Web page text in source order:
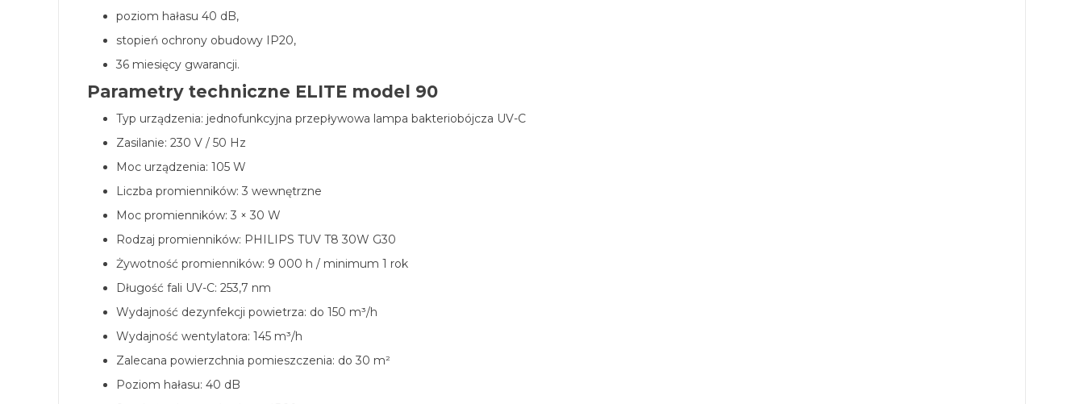
poziom hałasu 40 dB,
stopień ochrony obudowy IP20,
36 miesięcy gwarancji.
Parametry techniczne ELITE model 90
Typ urządzenia: jednofunkcyjna przepływowa lampa bakteriobójcza UV-C
Zasilanie: 230 V / 50 Hz
Moc urządzenia: 105 W
Liczba promienników: 3 wewnętrzne
Moc promienników: 3 × 30 W
Rodzaj promienników: PHILIPS TUV T8 30W G30
Żywotność promienników: 9 000 h / minimum 1 rok
Długość fali UV-C: 253,7 nm
Wydajność dezynfekcji powietrza: do 150 m³/h
Wydajność wentylatora: 145 m³/h
Zalecana powierzchnia pomieszczenia: do 30 m²
Poziom hałasu: 40 dB